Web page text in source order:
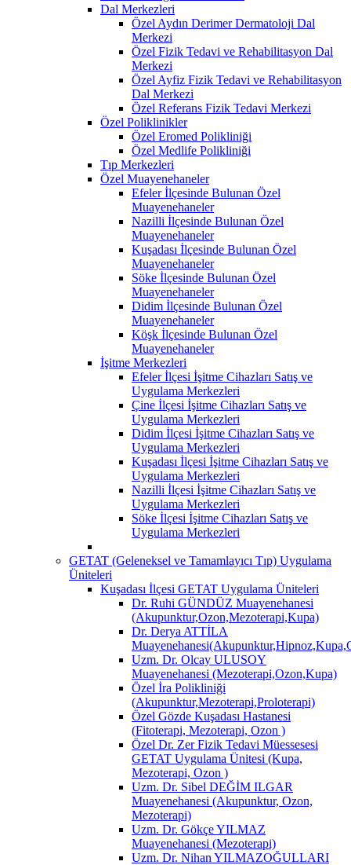
Dal Merkezleri
Özel Aydın Derimer Dermatoloji Dal
Merkezi
Özel Fizik Tedavi ve Rehabilitasyon Dal
Merkezi
Özel Ayfiz Fizik Tedavi ve Rehabilitasyon
Dal Merkezi
Özel Referans Fizik Tedavi Merkezi
Özel Poliklinikler
Özel Eromed Polikliniği
Özel Medlife Polikliniği
Tıp Merkezleri
Özel Muayenehaneler
Efeler İlçesinde Bulunan Özel
Muayenehaneler
Nazilli İlçesinde Bulunan Özel
Muayenehaneler
Kuşadası İlçesinde Bulunan Özel
Muayenehaneler
Söke İlçesinde Bulunan Özel
Muayenehaneler
Didim İlçesinde Bulunan Özel
Muayenehaneler
Köşk İlçesinde Bulunan Özel
Muayenehaneler
İşitme Merkezleri
Efeler İlçesi İşitme Cihazları Satış ve
Uygulama Merkezleri
Çine İlçesi İşitme Cihazları Satış ve
Uygulama Merkezleri
Didim İlçesi İşitme Cihazları Satış ve
Uygulama Merkezleri
Kuşadası İlçesi İşitme Cihazları Satış ve
Uygulama Merkezleri
Nazilli İlçesi İşitme Cihazları Satış ve
Uygulama Merkezleri
Söke İlçesi İşitme Cihazları Satış ve
Uygulama Merkezleri
GETAT (Geleneksel ve Tamamlayıcı Tıp) Uygulama
Üniteleri
Kuşadası İlçesi GETAT Uygulama Üniteleri
Dr. Ruhi GÜNDÜZ Muayenehanesi
(Akupunktur,Ozon,Mezoterapi,Kupa)
Dr. Derya ATTİLA
Uzm. Dr. Olcay ULUSOY
Muayenehanesi (Mezoterapi,Ozon,Kupa)
Özel İra Polikliniği
(Akupunktur,Mezoterapi,Proloterapi)
Özel Gözde Kuşadası Hastanesi
(Fitoterapi, Mezoterapi, Ozon )
Özel Dr. Zer Fizik Tedavi Müessesesi
GETAT Uygulama Ünitesi (Kupa,
Mezoterapi, Ozon )
Uzm. Dr. Sibel DEĞİM ILGAR
Muayenehanesi (Akupunktur, Ozon,
Mezoterapi)
Uzm. Dr. Gökçe YILMAZ
Muayenehanesi (Mezoterapi)
Uzm. Dr. Nihan YILMAZOĞULLARI